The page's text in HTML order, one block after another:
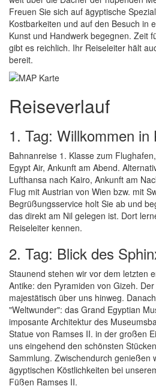
Freuen Sie sich auf ägyptische
Kostbarkeiten und auf den Besuch in
Kunst und Handwerk begegnen. Zeit
gibt es reichlich. Ihr Reiseleiter hält
bereit.
Reiseverlauf
1. Tag: Willkommen in
Bahnanreise 1. Klasse zum
Egypt Air, Ankunft am Abend.
Lufthansa nach Kairo, Ankunft am
Flug mit Austrian von Wien bzw. mit
Begrüßungsservice holt Sie ab und
das direkt am Nil gelegen ist. Dort
Reiseleiter kennen.
2. Tag: Blick des
Staunend stehen wir vor dem letzten
Antike: den Pyramiden von Gizeh.
majestätisch über uns hinweg.
"Weltwunder": das Grand Egyptian
imposante Architektur des
Statue von Ramses II. in der großen
uns eingehend den schönsten
Sammlung. Zwischendurch genießen
ägyptischen Köstlichkeiten bei
Füßen Ramses II.